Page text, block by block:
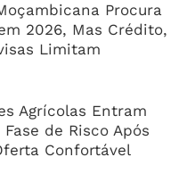
Procura
2026, Mas Crédito,
Limitam
Agrícolas Entram
Fase de Risco Após
Confortável